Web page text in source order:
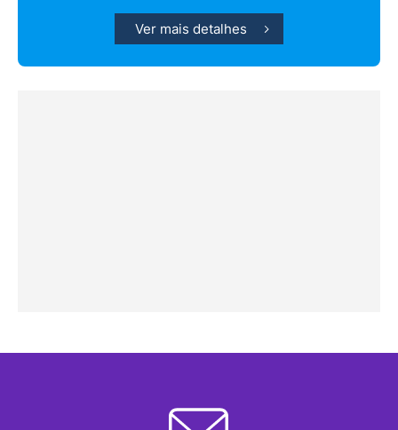
Ver mais detalhes